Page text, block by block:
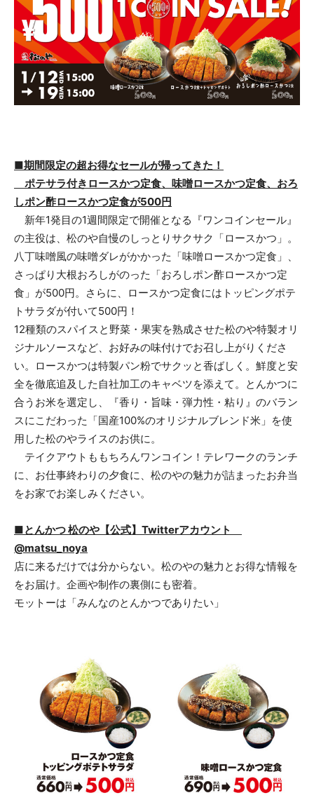
■期間限定の超お得なセールが帰ってきた！
ポテサラ付きロースかつ定食、味噌ロースかつ定食、おろ
しポン酢ロースかつ定食が500円
新年1発目の1週間限定で開催となる『ワンコインセール』
の主役は、松のや自慢のしっとりサクサク「ロースかつ」。
八丁味噌風の味噌ダレがかかった「味噌ロースかつ定食」、
さっぱり大根おろしがのった「おろしポン酢ロースかつ定
食」が500円。さらに、ロースかつ定食にはトッピングポテ
トサラダが付いて500円！
12種類のスパイスと野菜・果実を熟成させた松のや特製オリ
ジナルソースなど、お好みの味付けでお召し上がりくださ
い。ロースかつは特製パン粉でサクッと香ばしく。鮮度と安
全を徹底追及した自社加工のキャベツを添えて。とんかつに
合うお米を選定し、『香り・旨味・弾力性・粘り』のバラン
スにこだわった「国産100%のオリジナルブレンド米」を使
用した松のやライスのお供に。
テイクアウトももちろんワンコイン！テレワークのランチ
に、お仕事終わりの夕食に、松のやの魅力が詰まったお弁当
をお家でお楽しみください。
■とんかつ 松のや【公式】Twitterアカウント
@matsu_noya
店に来るだけでは分からない。松のやの魅力とお得な情報を
をお届け。企画や制作の裏側にも密着。
モットーは「みんなのとんかつでありたい」